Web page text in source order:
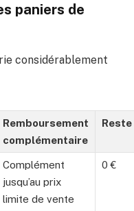
paniers de
considérablement
Remboursement
complémentaire
Complément
jusqu’au prix
limite de vente
0 €